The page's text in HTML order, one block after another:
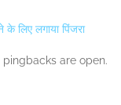
लिए लगाया पिंजरा
pingbacks are open.